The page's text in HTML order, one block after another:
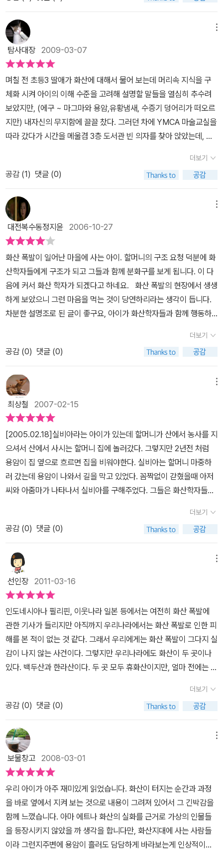
이스 캠프로 온 실비아는 화산학자들이 마그마에서 나오는 가스의 온
도와 속도를 재고 탐험하는 과정을 지켜보다가 아침을 맞이한다. 아
침에 보는 화산은 이미 가라앉아 조용하다. 하지만 화산 꼭대기에는
거대한 분화구가 세 개나 뚫려 있다.이런 광경을 직접 보았다면 너무
무서웠을 것 같다. 그런데 어린 소녀의 눈을 통해 화산이 폭발하고 용
암이 분출하는 모습을 아름답고 신비롭게 보여주고 있다. 그래서 화
산이 무서운 재앙이 아니라 함께 해나가야 할 자연 현상으로 느껴졌
다. 에트나 화산과 세계 화산 지대에 대한 설명이 책 앞 뒷면에 한 쪽
씩 나와 있어 많은 공부가 되는 책이다.
탐사대장2009-03-07
며칠 전 초등3 딸애가 화산에 대해서 물어 보는데 머리속 지식을 구
체화 시켜 아이의 이해 수준을 고려해 설명할 말들을 열심히 추수려
보았지만, (에구 ~ 마그마와 용암,유황냄새, 수증기 덩어리가 떠오르
지만) 내자신의 무지함에 끌끌 찼다. 그러던 차에 YMCA 마술교실을
따라 갔다가 시간을 메울겸 3층 도서관 빈 의자를 찾아 앉았는데, 책
연이 고마웠다. 횡재한 기분을 살려 대출증을 꺼내 다른책들과 빌려
왔다. 유럽에서 가장 높은 활화산 시칠리아 섬의 에트나 화산을 주제
로 활화산의 움직임을 자세히 묘사했다. 화산이 위험하다는 것은 다
아는 사실, 땅이 기름져서 위험을 무릅쓰고 농사를 짓는 사람들이 있
다는 것을 이 책을 통해 알게 되었다. 이 책속의 주인공 역시 농사짓는
할머니의 댁에 놀러 왔다가 화산이 활동을 시작하면서 위험에 처하게
되는데, 다행히 구조된다. 용암의 흐름을 눈앞에서 목격하고 화산학
자들의 연구 과정을 직접 보게되는데. 이 멋진 모험을 해내면서 커서
화산학자가 되겠다고 하니 내 심장은 작아진다. 이 책을 같이 읽으면
서 난데없이 화산학자 하겠다고 나서면 어쩐다~
더보기
공감 (1) 댓글 (0)
대전복수동정지윤 2006-10-27
화산 폭발이 일어난 마을에 사는 아이. 할머니의 구조 요청 덕분에 화
산학자들에게 구조가 되고 그들과 함께 분화구를 보게 됩니다. 이 다
음에 커서 화산 학자가 되겠다고 하네요. 화산 폭발의 현장에서 생생
하게 보았으니 그런 마음을 먹는 것이 당연하리라는 생각이 듭니다.
차분한 설명조로 된 글이 좋구요, 아이가 화산학자들과 함께 행동하
더보기
공감 (0) 댓글 (0)
최상철 2007-02-15
[2005.02.18]실비아라는 아이가 있는데 할머니가 산에서 농사를 지
으셔서 산에서 사시는 할머니 집에 놀러갔다. 그렇지만 2년전 처럼
용암이 집 옆으로 흐르면 집을 비워야한다. 실비아는 할머니 마중하
러 갔는데 용암이 나와서 길을 막고 있었다. 꼼짝없이 갇혔을때 아저
씨와 아줌마가 나타나서 실비아를 구해주었다. 그들은 화산학자들이
화산을 구경하였다. 그리고 잠이들고,이제 할머니와 만나서 집으로
돌아가게 되었다. 실비아의 꿈은 화산학자가 되는 것이다. 나는 회사
경영자(사장)이 될 것이다.
더보기
공감 (0) 댓글 (0)
선인장2011-03-16
인도네시아나 필리핀, 이웃나라 일본 등에서는 여전히 화산 폭발에
관한 기사가 들리지만 아직까지 우리나라에서는 화산 폭발로 인한 피
해를 본 적이 없는 것 같다. 그래서 우리에게는 화산 폭발이 그다지 실
감이 나지 않는 사건이다. 그렇지만 우리나라에도 화산이 두 곳이나
있다. 백두산과 한라산이다. 두 곳 모두 휴화산이지만, 얼마 전에는 백
분화 징후가 보여 수 년 안에 화산폭발로 이어질 수도 있다는 내용이
었다. 이런 만큼 우리나라에서도 화산 폭발에 대한 대비가 필요하다.
화산학자들의 연구 덕택에 이제 화산이 무엇인지는 많은 사람들이 알
고 있다. 영화 <단테스 피크>를 통해서도 화산 폭발이 얼마나 위험한
것인지, 또 화산학자들의 연구가 얼마나 고마운지를 실감할 수 있었
다. 이 책의 이야기는 이탈리아 에트나산의 화산 폭발을 배경으로 한
다. 에트나산은 지중해 화산대의 대표적인 활화산으로 유럽의 화산
중에서 가장 높으며 완만한 원추형이다(책 뒤에 화산의 유형에 대한
설명이 잘 돼 있다). 현무암 지질이며 정상의 화구는 동서길이 약 80
0m, 남북길이 약 500m이다. 기생화산은 약 260개로 세계에서 가
장 많다. 분화는 기원전 4세기경부터 약 90회가 있었던 것으로 전해
지는데, 산기슭의 도시와 마을에 큰 피해를 주었다. 1669년, 1693
더보기
공감 (0) 댓글 (0)
보물창고 2008-03-01
우리 아이가 아주 재미있게 읽었습니다. 화산이 터지는 순간과 과정
을 바로 옆에서 지켜 보는 것으로 내용이 그려져 있어서 그 긴박감을
함께 느꼈습니다. 아마 에트나 화산의 실화를 근거로 가상의 인물들
을 등장시키지 않았을 까 생각을 합니다만, 화산지대에 사는 사람들
이라 그런지주변에 용암이 흘러도 담담하게 바라보는게 인상적이네